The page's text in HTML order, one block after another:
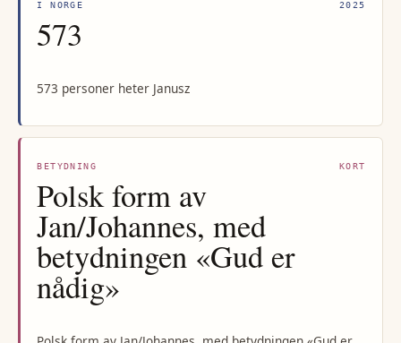
I NORGE 2025
573
573 personer heter Janusz
BETYDNING KORT
Polsk form av
Jan/Johannes, med
betydningen «Gud er
nådig»